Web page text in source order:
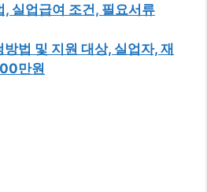
, 실업급여 조건, 필요서류
법 및 지원 대상, 실업자, 재
만원